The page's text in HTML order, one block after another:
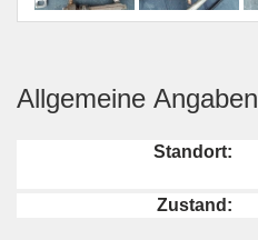
Allgemeine Angaben
Standort:
Zustand: